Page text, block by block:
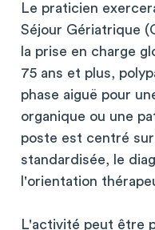
Le praticien
Séjour Gériatrique
la prise en charge
75 ans et plus,
phase aiguë pour
organique ou une
poste est centré
standardisée, le
l'orientation
L'activité peut être